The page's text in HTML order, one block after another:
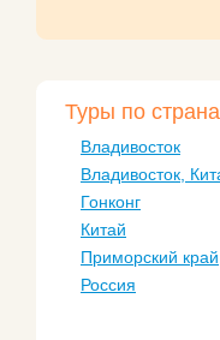
Туры по
Владивосток
Владивосток,
Гонконг
Китай
Приморский край
Россия